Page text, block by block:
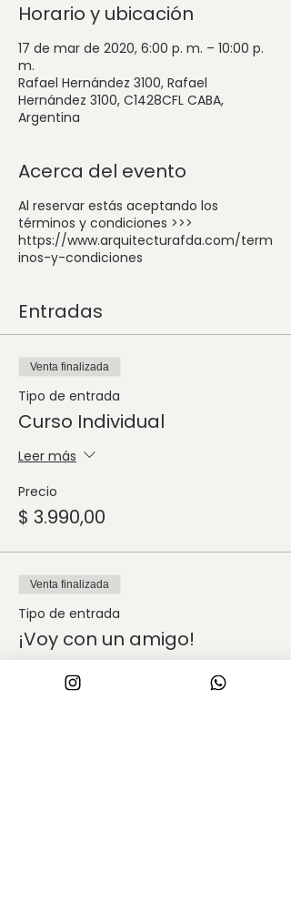
Horario y ubicación
17 de mar de 2020, 6:00 p. m. – 10:00 p.
m.
Rafael Hernández 3100, Rafael
Hernández 3100, C1428CFL CABA,
Argentina
Acerca del evento
Al reservar estás aceptando los
términos y condiciones >>>
https://www.arquitecturafda.com/term
inos-y-condiciones
Entradas
Venta finalizada
Tipo de entrada
Curso Individual
Leer más
Precio
$ 3.990,00
Venta finalizada
Tipo de entrada
¡Voy con un amigo!
Leer más